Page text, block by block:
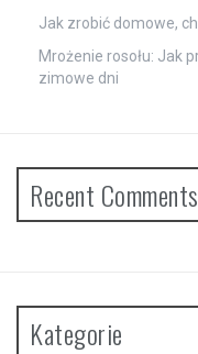
Jak zrobić domowe,
Mrożenie rosołu: Jak
zimowe dni
Recent Comments
Kategorie